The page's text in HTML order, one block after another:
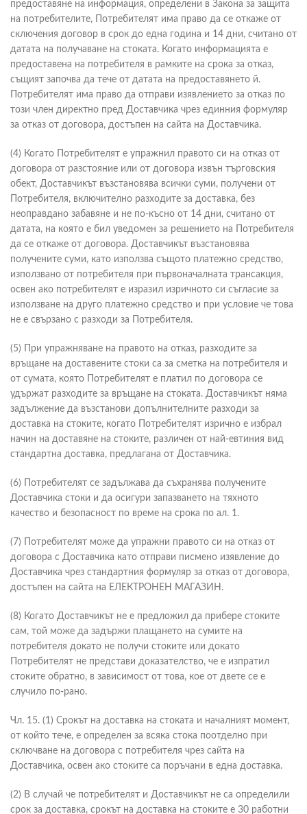
предоставяне на информация, определени в Закона за защита
на потребителите, Потребителят има право да се откаже от
сключения договор в срок до една година и 14 дни, считано от
датата на получаване на стоката. Когато информацията е
предоставена на потребителя в рамките на срока за отказ,
същият започва да тече от датата на предоставянето й.
Потребителят има право да отправи изявлението за отказ по
този член директно пред Доставчика чрез единния формуляр
за отказ от договора, достъпен на сайта на Доставчика.
(4) Когато Потребителят е упражнил правото си на отказ от
договора от разстояние или от договора извън търговския
обект, Доставчикът възстановява всички суми, получени от
Потребителя, включително разходите за доставка, без
неоправдано забавяне и не по-късно от 14 дни, считано от
датата, на която е бил уведомен за решението на Потребителя
да се откаже от договора. Доставчикът възстановява
получените суми, като използва същото платежно средство,
използвано от потребителя при първоначалната трансакция,
освен ако потребителят е изразил изричното си съгласие за
използване на друго платежно средство и при условие че това
не е свързано с разходи за Потребителя.
(5) При упражняване на правото на отказ, разходите за
връщане на доставените стоки са за сметка на потребителя и
от сумата, която Потребителят е платил по договора се
удържат разходите за връщане на стоката. Доставчикът няма
задължение да възстанови допълнителните разходи за
доставка на стоките, когато Потребителят изрично е избрал
начин на доставяне на стоките, различен от най-евтиния вид
стандартна доставка, предлагана от Доставчика.
(6) Потребителят се задължава да съхранява получените
Доставчика стоки и да осигури запазването на тяхното
качество и безопасност по време на срока по ал. 1.
(7) Потребителят може да упражни правото си на отказ от
договора с Доставчика като отправи писмено изявление до
Доставчика чрез стандартния формуляр за отказ от договора,
достъпен на сайта на ЕЛЕКТРОНЕН МАГАЗИН.
(8) Когато Доставчикът не е предложил да прибере стоките
сам, той може да задържи плащането на сумите на
потребителя докато не получи стоките или докато
Потребителят не представи доказателство, че е изпратил
стоките обратно, в зависимост от това, кое от двете се е
случило по-рано.
Чл. 15. (1) Срокът на доставка на стоката и началният момент,
от който тече, е определен за всяка стока поотделно при
сключване на договора с потребителя чрез сайта на
Доставчика, освен ако стоките са поръчани в една доставка.
(2) В случай че потребителят и Доставчикът не са определили
срок за доставка, срокът на доставка на стоките е 30 работни